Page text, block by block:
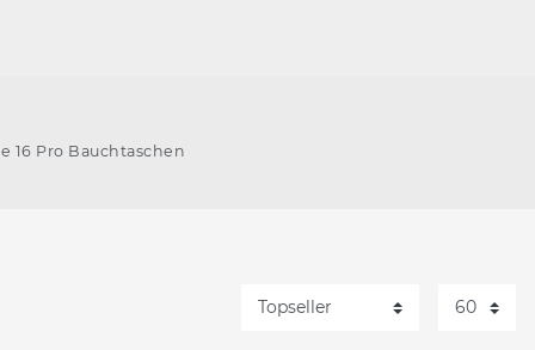
16 Pro Bauchtaschen